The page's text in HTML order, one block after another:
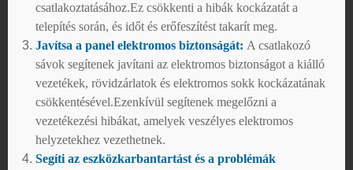
csatlakoztatásához.Ez csökkenti a hibák kockázatát a
telepítés során, és időt és erőfeszítést takarít meg.
Javítsa a panel elektromos biztonságát: A csatlakozó
sávok segítenek javítani az elektromos biztonságot a kiálló
vezetékek, rövidzárlatok és elektromos sokk kockázatának
csökkentésével.Ezenkívül segítenek megelőzni a
vezetékezési hibákat, amelyek veszélyes elektromos
helyzetekhez vezethetnek.
Segíti az eszközkarbantartást és a problémák